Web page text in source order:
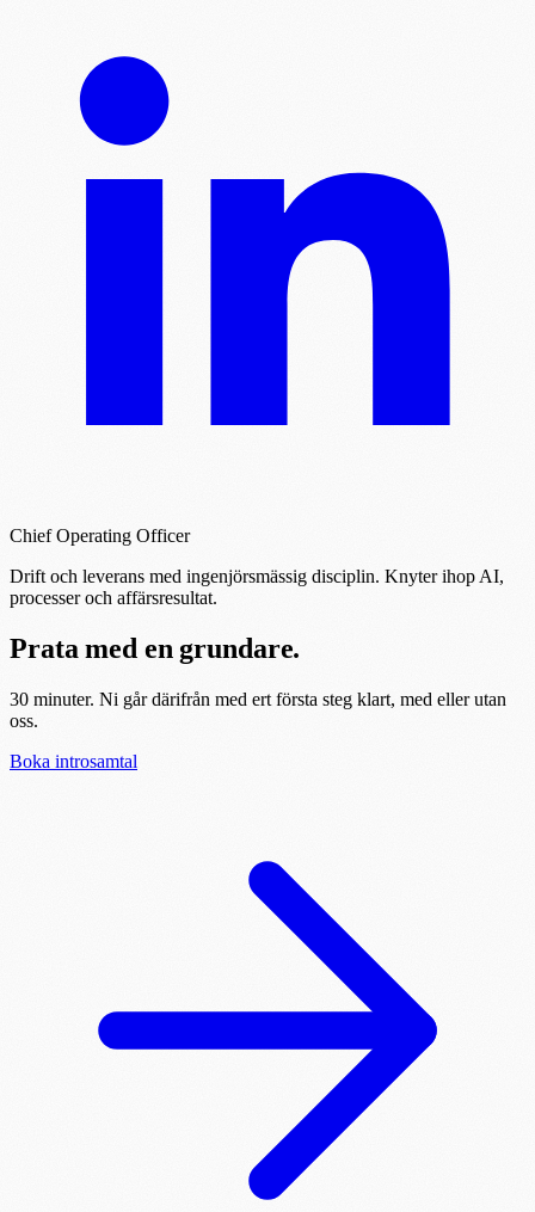
Chief Operating Officer
Drift och leverans med ingenjörsmässig disciplin. Knyter ihop AI,
processer och affärsresultat.
Prata med en grundare.
30 minuter. Ni går därifrån med ert första steg klart, med eller utan
oss.
Boka introsamtal